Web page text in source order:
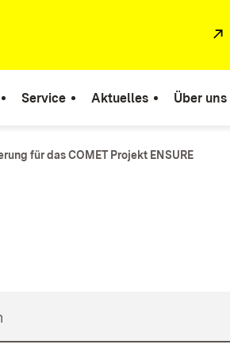
Service Aktuelles Über uns
für das COMET Projekt ENSURE